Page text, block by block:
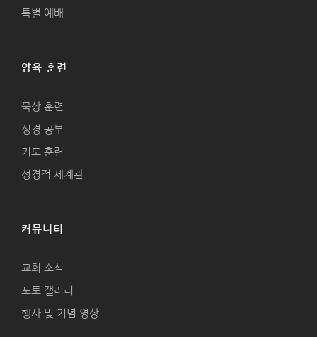
특별 예배
양육 훈련
묵상 훈련
성경 공부
기도 훈련
성경적 세계관
커뮤니티
교회 소식
포토 갤러리
행사 및 기념 영상